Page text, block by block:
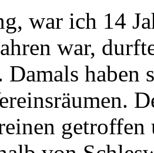
war ich 14
war,
haben